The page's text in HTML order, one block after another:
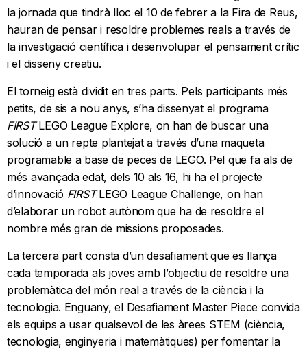
la jornada que tindrà lloc el 10 de febrer a la Fira de Reus,
hauran de pensar i resoldre problemes reals a través de
la investigació científica i desenvolupar el pensament crític
i el disseny creatiu.
El torneig està dividit en tres parts. Pels participants més
petits, de sis a nou anys, s’ha dissenyat el programa
FIRSTLEGO League Explore, on han de buscar una
solució a un repte plantejat a través d’una maqueta
programable a base de peces de LEGO. Pel que fa als de
més avançada edat, dels 10 als 16, hi ha el projecte
d’innovació FIRSTLEGO League Challenge, on han
d’elaborar un robot autònom que ha de resoldre el
nombre més gran de missions proposades.
La tercera part consta d’un desafiament que es llança
cada temporada als joves amb l’objectiu de resoldre una
problemàtica del món real a través de la ciència i la
tecnologia. Enguany, el Desafiament Master Piece convida
els equips a usar qualsevol de les àrees STEM (ciència,
tecnologia, enginyeria i matemàtiques) per fomentar la